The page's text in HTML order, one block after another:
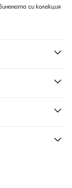
си колекция